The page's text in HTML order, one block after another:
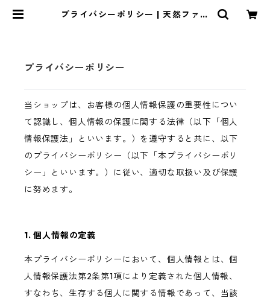
プライバシーポリシー | 天然ファー
プライバシーポリシー
当ショップは、お客様の個人情報保護の重要性につい
て認識し、個人情報の保護に関する法律（以下「個人
情報保護法」といいます。）を遵守すると共に、以下
のプライバシーポリシー（以下「本プライバシーポリ
シー」といいます。）に従い、適切な取扱い及び保護
に努めます。
1. 個人情報の定義
本プライバシーポリシーにおいて、個人情報とは、個
人情報保護法第2条第1項により定義された個人情報、
すなわち、生存する個人に関する情報であって、当該